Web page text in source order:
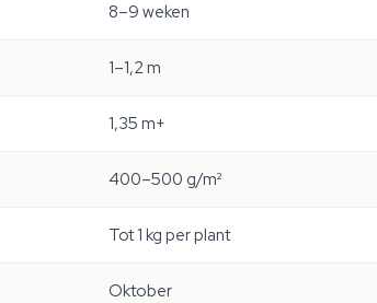
8–9 weken
1–1,2 m
1,35 m+
400–500 g/m²
Tot 1 kg per plant
Oktober